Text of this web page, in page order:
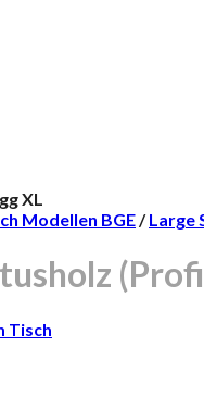
Modellen BGE/ Large